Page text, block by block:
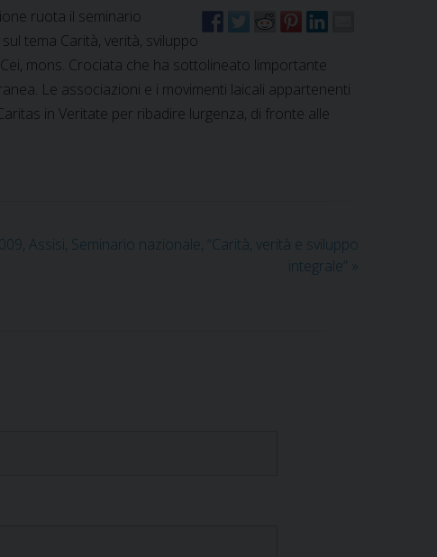
ruota il seminario
tema Carità, verità, sviluppo
mons. Crociata che ha sottolineato limportante
Le associazioni e i movimenti laicali appartenenti
in Veritate per ribadire lurgenza, di fronte alle
Assisi, Seminario nazionale, “Carità, verità e sviluppo
integrale” »